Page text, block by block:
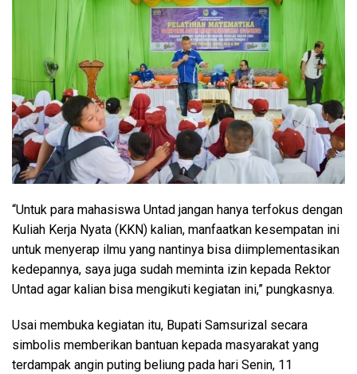
“Untuk para mahasiswa Untad jangan hanya terfokus dengan
Kuliah Kerja Nyata (KKN) kalian, manfaatkan kesempatan ini
untuk menyerap ilmu yang nantinya bisa diimplementasikan
kedepannya, saya juga sudah meminta izin kepada Rektor
Untad agar kalian bisa mengikuti kegiatan ini,” pungkasnya.
Usai membuka kegiatan itu, Bupati Samsurizal secara
simbolis memberikan bantuan kepada masyarakat yang
terdampak angin puting beliung pada hari Senin, 11